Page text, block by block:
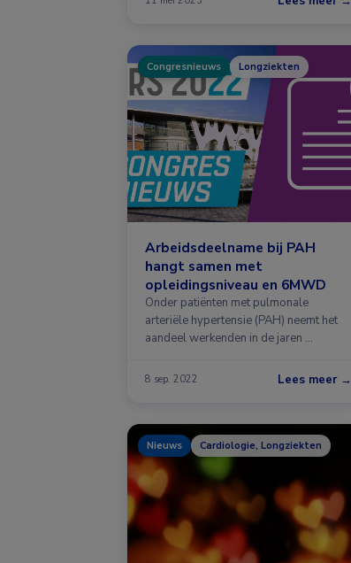
Congresnieuws Longziekten
Arbeidsdeelname bij PAH
hangt samen met
opleidingsniveau en 6MWD
Onder patiënten met pulmonale
arteriële hypertensie (PAH) neemt het
aandeel werkenden in de jaren …
8 sep. 2022 Lees meer →
Nieuws Cardiologie, Longziekten